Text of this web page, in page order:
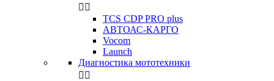
 
TCS CDP PRO plus
АВТОАС-КАРГО
Vocom
Launch
Диагностика мототехники
 